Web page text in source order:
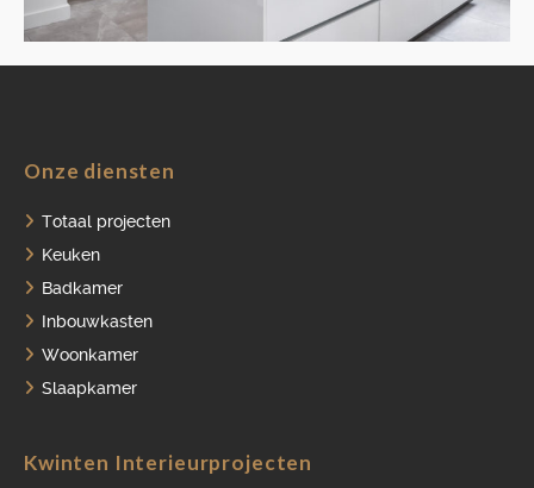
Onze diensten
Totaal projecten
Keuken
Badkamer
Inbouwkasten
Woonkamer
Slaapkamer
Kwinten Interieurprojecten
ONDERHOUDSPRODUCTEN